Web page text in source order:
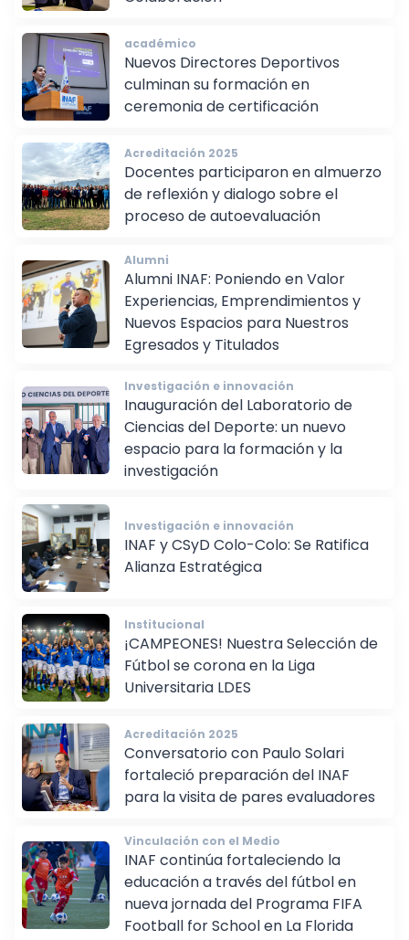
académico
Nuevos Directores Deportivos
culminan su formación en
Acreditación 2025
Docentes participaron en almuerzo
de reflexión y dialogo sobre el
proceso de autoevaluación
Alumni
Alumni INAF: Poniendo en Valor
Experiencias, Emprendimientos y
Nuevos Espacios para Nuestros
Egresados y Titulados
Investigación e innovación
Inauguración del Laboratorio de
Ciencias del Deporte: un nuevo
espacio para la formación y la
investigación
Investigación e innovación
INAF y CSyD Colo-Colo: Se Ratifica
Alianza Estratégica
Institucional
¡CAMPEONES! Nuestra Selección de
Fútbol se corona en la Liga
Acreditación 2025
Conversatorio con Paulo Solari
fortaleció preparación del INAF
para la visita de pares evaluadores
Vinculación con el Medio
INAF continúa fortaleciendo la
educación a través del fútbol en
nueva jornada del Programa FIFA